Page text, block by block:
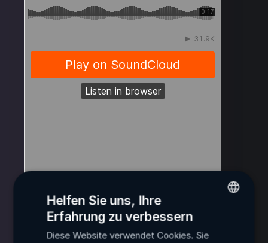
Einzeln - Nachher
ENGLISH
FRENCH
Helfen Sie uns, Ihre
Erfahrung zu verbessern
Diese Website verwendet Cookies. Sie